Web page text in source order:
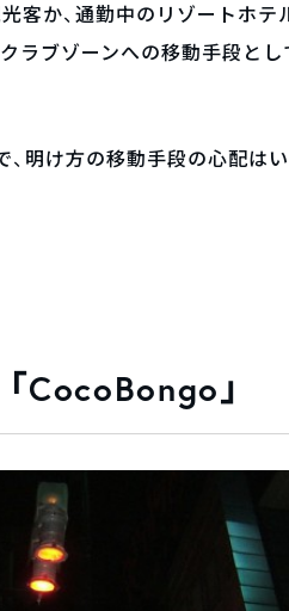
客か、通勤中のリゾートホテ
ラブゾーンへの移動手段と
明け方の移動手段の心配は
CocoBongo」